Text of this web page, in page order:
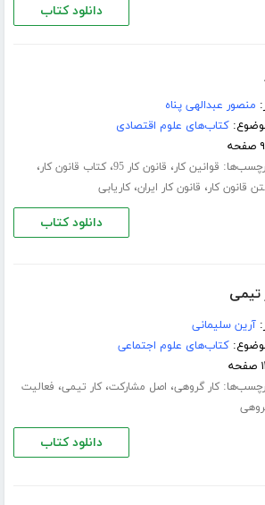
دانلود کتاب
منصور عبدالهی پناه
کتاب‌های علوم اقتصادی
قوانین کار، قانون کار 95 ،کتاب قانون کار،
قانون کار، قانون کار ایران،کاریابی
دانلود کتاب
تیمی
آرین سلیمانی
کتاب‌های علوم اجتماعی
کار گروهی، اصل مشارکت،کار تیمی، فعالیت
دانلود کتاب